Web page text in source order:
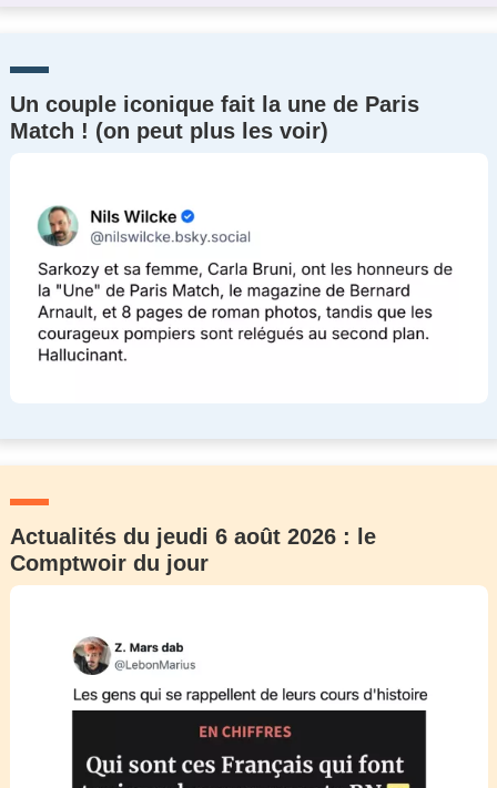
Un couple iconique fait la une de Paris
Match ! (on peut plus les voir)
Actualités du jeudi 6 août 2026 : le
Comptwoir du jour